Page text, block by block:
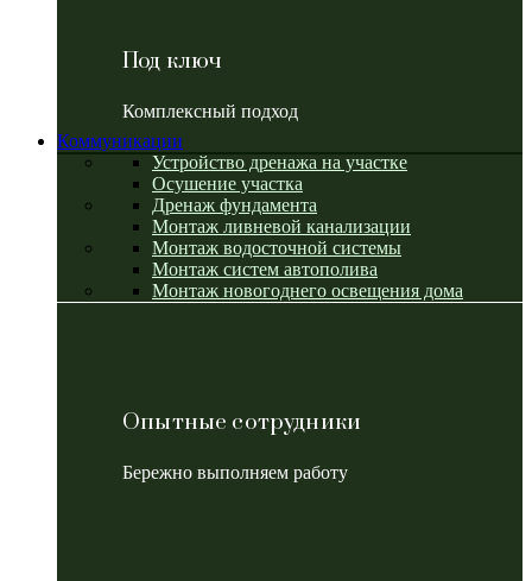
Под ключ
Комплексный подход
Коммуникации
Устройство дренажа на участке
Осушение участка
Дренаж фундамента
Монтаж ливневой канализации
Монтаж водосточной системы
Монтаж систем автополива
Монтаж новогоднего освещения дома
Опытные сотрудники
Бережно выполняем работу